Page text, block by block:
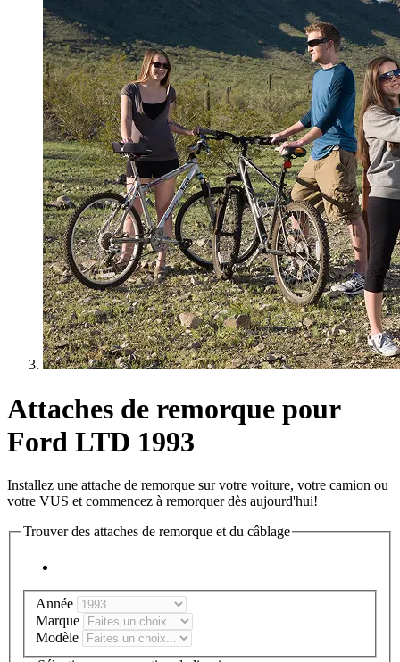
Attaches de remorque pour
Ford LTD 1993
Installez une attache de remorque sur votre voiture, votre camion ou
votre VUS et commencez à remorquer dès aujourd'hui!
Trouver des attaches de remorque et du câblage
Année
Marque
Modèle